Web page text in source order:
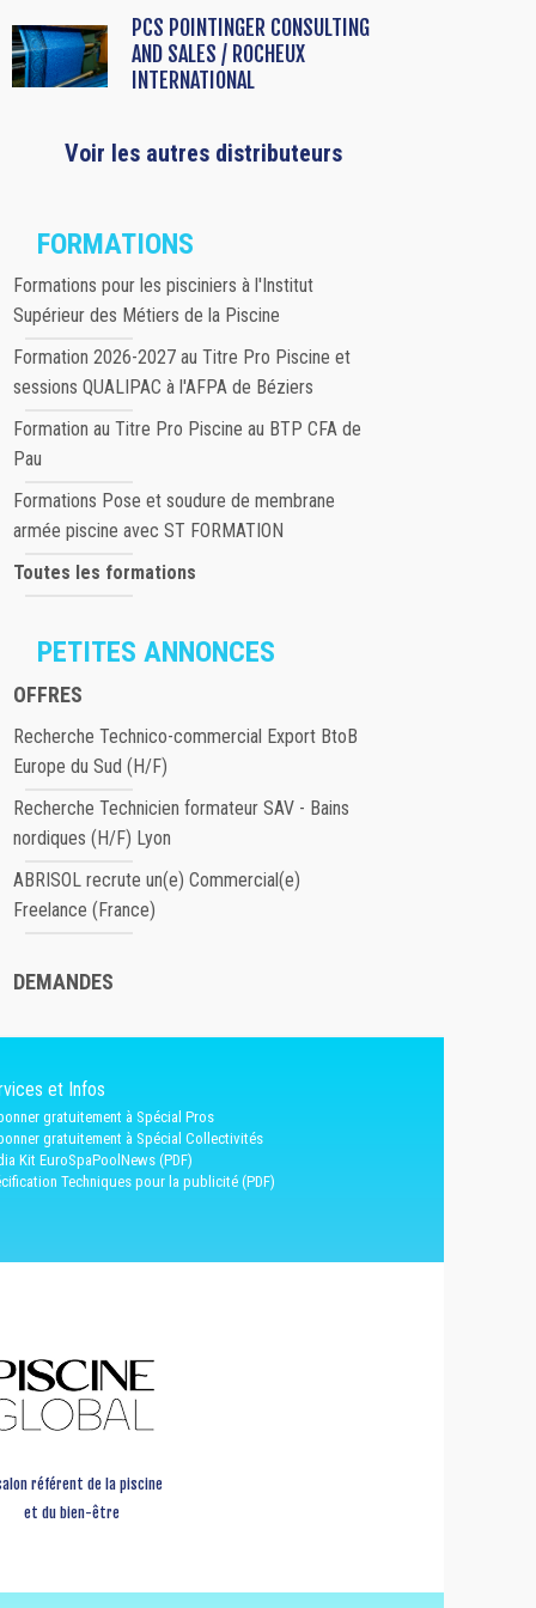
PCS POINTINGER CONSULTING
AND SALES / ROCHEUX
INTERNATIONAL
Voir les autres distributeurs
FORMATIONS
Formations pour les pisciniers à l'Institut
Supérieur des Métiers de la Piscine
Formation 2026-2027 au Titre Pro Piscine et
sessions QUALIPAC à l'AFPA de Béziers
Formation au Titre Pro Piscine au BTP CFA de
Pau
Formations Pose et soudure de membrane
armée piscine avec ST FORMATION
Toutes les formations
PETITES ANNONCES
OFFRES
Recherche Technico-commercial Export BtoB
Europe du Sud (H/F)
Recherche Technicien formateur SAV - Bains
nordiques (H/F) Lyon
ABRISOL recrute un(e) Commercial(e)
Freelance (France)
DEMANDES
et Infos
gratuitement à Spécial Pros
gratuitement à Spécial Collectivités
Kit EuroSpaPoolNews (PDF)
Techniques pour la publicité (PDF)
référent de la piscine
et du bien-être